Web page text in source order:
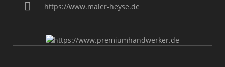
https://www.maler-heyse.de